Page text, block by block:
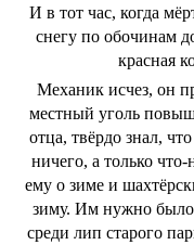
И в тот час, когда
снегу по обочинам
красная
Механик исчез, он
местный уголь
отца, твёрдо знал,
ничего, а только
ему о зиме и
зиму. Им нужно было
среди лип старого